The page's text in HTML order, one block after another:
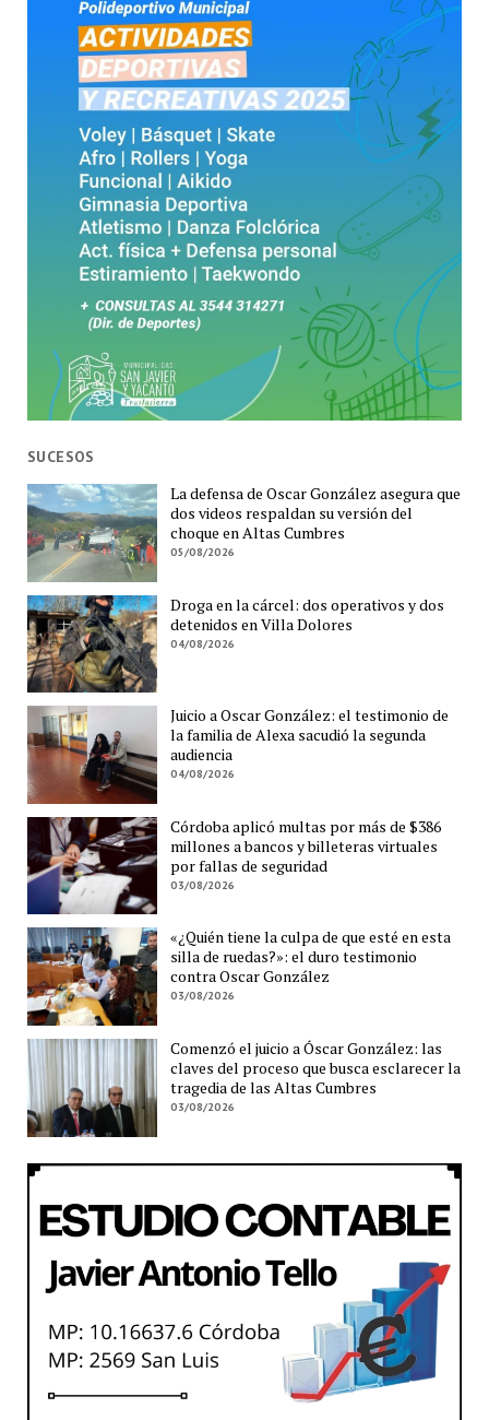
SUCESOS
La defensa de Oscar González asegura que
dos videos respaldan su versión del
choque en Altas Cumbres
05/08/2026
Droga en la cárcel: dos operativos y dos
detenidos en Villa Dolores
04/08/2026
Juicio a Oscar González: el testimonio de
la familia de Alexa sacudió la segunda
audiencia
04/08/2026
Córdoba aplicó multas por más de $386
millones a bancos y billeteras virtuales
por fallas de seguridad
03/08/2026
«¿Quién tiene la culpa de que esté en esta
silla de ruedas?»: el duro testimonio
contra Oscar González
03/08/2026
Comenzó el juicio a Óscar González: las
claves del proceso que busca esclarecer la
tragedia de las Altas Cumbres
03/08/2026